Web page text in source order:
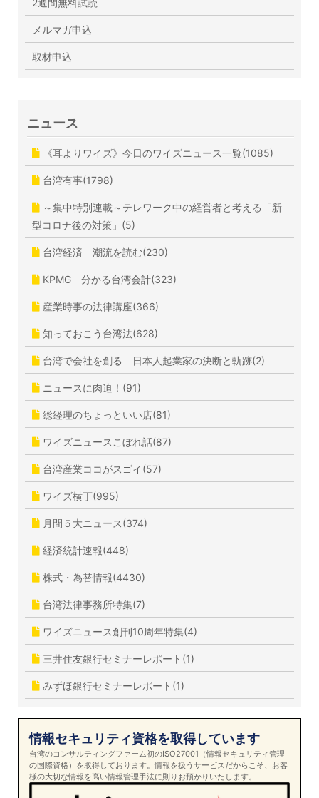
2週間無料試読
メルマガ申込
取材申込
ニュース
《耳よりワイズ》今日のワイズニュース一覧(1085)
台湾有事(1798)
～集中特別連載～テレワーク中の経営者と考える「新
型コロナ後の対策」(5)
台湾経済 潮流を読む(230)
KPMG 分かる台湾会計(323)
産業時事の法律講座(366)
知っておこう台湾法(628)
台湾で会社を創る 日本人起業家の決断と軌跡(2)
ニュースに肉迫！(91)
総経理のちょっといい店(81)
ワイズニュースこぼれ話(87)
台湾産業ココがスゴイ(57)
ワイズ横丁(995)
月間５大ニュース(374)
経済統計速報(448)
株式・為替情報(4430)
台湾法律事務所特集(7)
ワイズニュース創刊10周年特集(4)
三井住友銀行セミナーレポート(1)
みずほ銀行セミナーレポート(1)
情報セキュリティ資格を取得しています
台湾のコンサルティングファーム初のISO27001（情報セキュリティ管理
の国際資格）を取得しております。情報を扱うサービスだからこそ、お客
様の大切な情報を高い情報管理手法に則りお預かりいたします。